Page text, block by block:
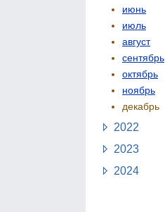
июнь
июль
август
сентябрь
октябрь
ноябрь
декабрь
2022
2023
2024